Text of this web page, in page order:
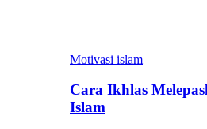
Motivasi islam
Cara Ikhlas
Islam